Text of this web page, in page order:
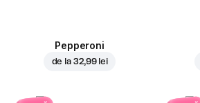
Pepperoni
de la 32,99 lei